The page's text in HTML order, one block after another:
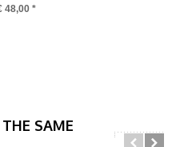
48,00 *
SAME